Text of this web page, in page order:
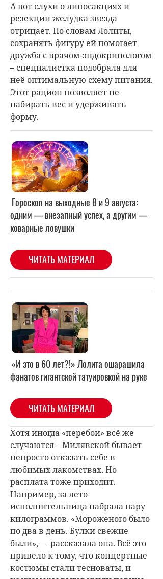
А вот слухи о липосакциях и
резекции желудка звезда
отрицает. По словам Лолиты,
сохранять фигуру ей помогает
дружба с врачом-эндокринологом
– специалистка подобрала для
неё оптимальную схему питания.
Этот рацион позволяет не
набирать вес и удерживать
форму.
«И это в 60 лет?!» Лолита ошарашила
фанатов гигантской татуировкой на руке
ЧИТАТЬ МАТЕРИАЛ
Хотя иногда «перебои» всё же
случаются – Милявской бывает
непросто отказать себе в
любимых лакомствах. Но
расплата тоже приходит.
Например, за лето
исполнительница набрала пару
килограммов. «Мороженого было
по два в день. Булки свежие
были», — рассказала она. Всё это
привело к тому, что концертные
костюмы стали тесноваты, и